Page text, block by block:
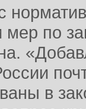
мер по
в